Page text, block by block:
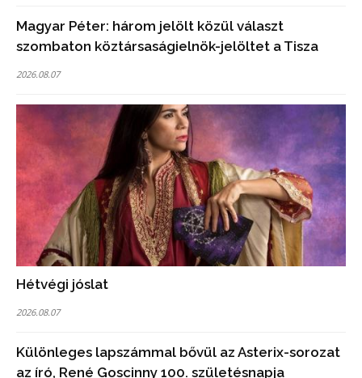
Magyar Péter: három jelölt közül választ
szombaton köztársaságielnök-jelöltet a Tisza
2026.08.07
Hétvégi jóslat
2026.08.07
Különleges lapszámmal bővül az Asterix-sorozat
az író, René Goscinny 100. születésnapja